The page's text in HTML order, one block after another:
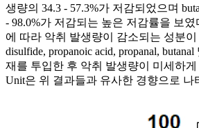
생량의 34.3 - 57.3%가 저감되었으며
- 98.0%가 저감되는 높은 저감률을 보
에 따라 악취 발생량이 감소되는 성분이
disulfide, propanoic acid, propanal,
재를 투입한 후 악취 발생량이 미세하
Unit은 위 결과들과 유사한 경향으로 나